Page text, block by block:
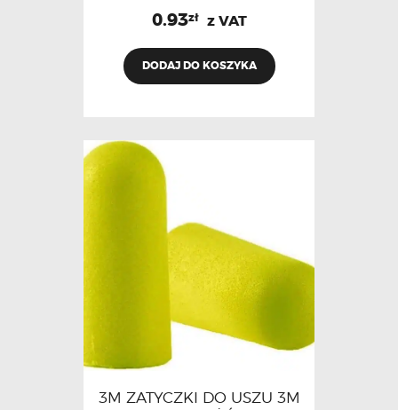
0.93zł z VAT
DODAJ DO KOSZYKA
3M ZATYCZKI DO USZU 3M